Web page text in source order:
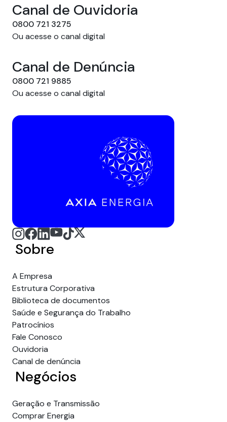
Canal de Ouvidoria
0800 721 3275
Ou acesse o canal digital
Canal de Denúncia
0800 721 9885
Ou acesse o canal digital
Sobre
A Empresa
Estrutura Corporativa
Biblioteca de documentos
Saúde e Segurança do Trabalho
Patrocínios
Fale Conosco
Ouvidoria
Canal de denúncia
Negócios
Geração e Transmissão
Comprar Energia